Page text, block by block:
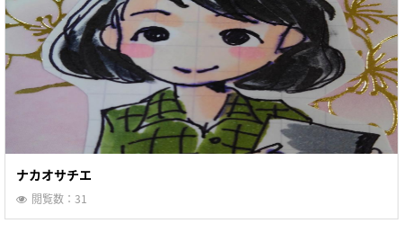
ナカオサチエ
閲覧数：31